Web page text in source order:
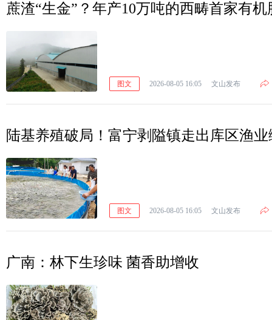
蔗渣“生金”？年产10万吨的西畴首家有机
图文 2026-08-05 16:05 文山发布
陆基养殖破局！富宁剥隘镇走出库区渔
图文 2026-08-05 16:05 文山发布
广南：林下生珍味 菌香助增收